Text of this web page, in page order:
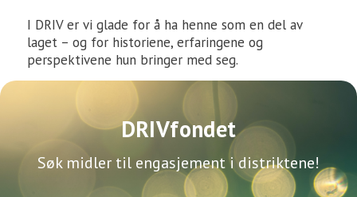
I DRIV er vi glade for å ha henne som en del av
laget – og for historiene, erfaringene og
perspektivene hun bringer med seg.
DRIVfondet
Søk midler til engasjement i distriktene!